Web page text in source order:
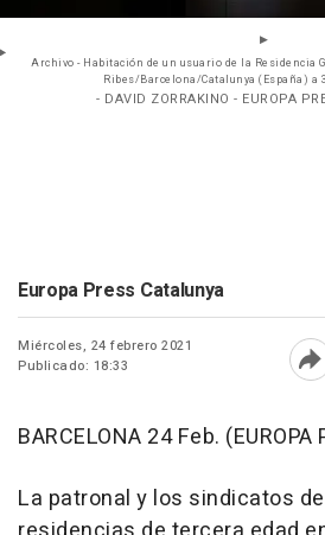
Archivo - Habitación de un usuario de la Residencia
Ribes/Barcelona/Catalunya (España) a
- DAVID ZORRAKINO - EUROPA
Europa Press Catalunya
Miércoles, 24 febrero 2021
Publicado: 18:33
BARCELONA 24 Feb. (EUROPA
La patronal y los sindicatos